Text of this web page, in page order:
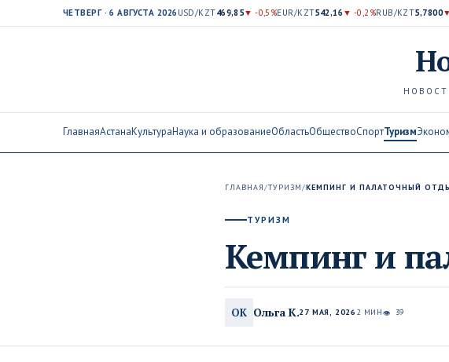
ЧЕТВЕРГ · 6 АВГУСТА 2026 USD/KZT469,85▼ -0,5%EUR/KZT542,16 ▼ -0,2%RUB/KZT5,7800
ГлавнаяАстанаКультураНаука и образованиеОбластьОбществоСпортТуризм
ГЛАВНАЯ/ТУРИЗМ/КЕМПИНГ И ПАЛАТОЧНЫЙ
ТУРИЗМ
Кемпинг и
ОК Ольга К.27 МАЯ, 2026 2 МИН👁 39